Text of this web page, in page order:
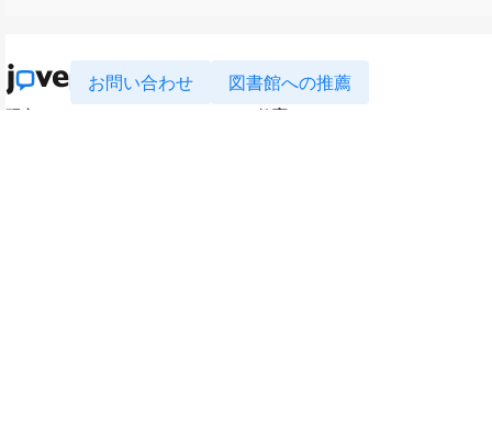
お問い合わせ 図書館への推薦
研究
教育